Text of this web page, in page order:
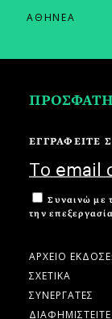
ΑΘΗΝΕΑ
ΕΓΓΡΑΦΕΙΤΕ
Συναινώ με
την
ΑΡΧΕΙΟ
ΣΧΕΤΙΚΑ
ΣΥΝΕΡΓΑΤΕΣ
ΔΙΑΦΗΜΙΣΤΕΙΤΕ